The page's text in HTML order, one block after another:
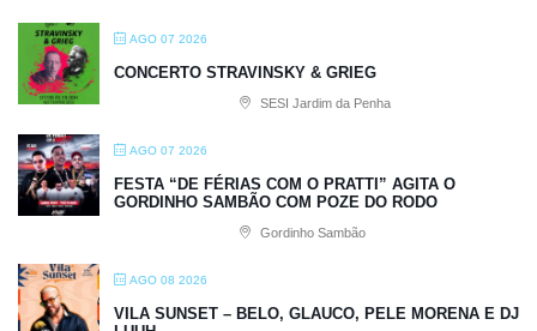
AGO 07 2026
CONCERTO STRAVINSKY & GRIEG
SESI Jardim da Penha
AGO 07 2026
FESTA “DE FÉRIAS COM O PRATTI” AGITA O
GORDINHO SAMBÃO COM POZE DO RODO
Gordinho Sambão
AGO 08 2026
VILA SUNSET – BELO, GLAUCO, PELE MORENA E DJ